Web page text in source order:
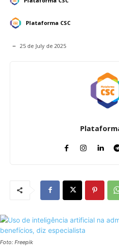
Plataforma CSC
25 de July de 2025
Foto: Freepik